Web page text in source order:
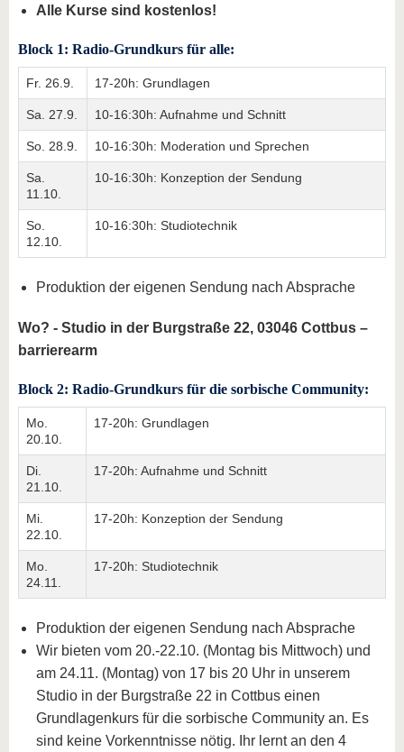
Alle Kurse sind kostenlos!
Block 1: Radio-Grundkurs für alle:
Fr. 26.9. 17-20h: Grundlagen
Sa. 27.9. 10-16:30h: Aufnahme und Schnitt
So. 28.9. 10-16:30h: Moderation und Sprechen
Sa.
11.10.
10-16:30h: Konzeption der Sendung
So.
12.10.
10-16:30h: Studiotechnik
Produktion der eigenen Sendung nach Absprache
Wo? - Studio in der Burgstraße 22, 03046 Cottbus –
barrierearm
Block 2: Radio-Grundkurs für die sorbische Community:
Mo.
20.10.
17-20h: Grundlagen
Di.
21.10.
17-20h: Aufnahme und Schnitt
Mi.
22.10.
17-20h: Konzeption der Sendung
Mo.
24.11.
17-20h: Studiotechnik
Produktion der eigenen Sendung nach Absprache
Wir bieten vom 20.-22.10. (Montag bis Mittwoch) und
am 24.11. (Montag) von 17 bis 20 Uhr in unserem
Studio in der Burgstraße 22 in Cottbus einen
Grundlagenkurs für die sorbische Community an. Es
sind keine Vorkenntnisse nötig. Ihr lernt an den 4